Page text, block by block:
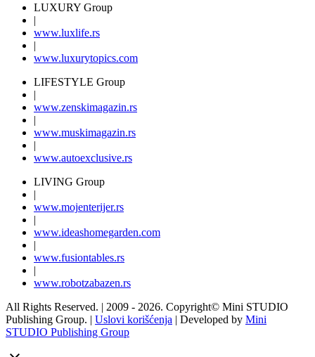
LUXURY Group
|
www.luxlife.rs
|
www.luxurytopics.com
LIFESTYLE Group
|
www.zenskimagazin.rs
|
www.muskimagazin.rs
|
www.autoexclusive.rs
LIVING Group
|
www.mojenterijer.rs
|
www.ideashomegarden.com
|
www.fusiontables.rs
|
www.robotzabazen.rs
All Rights Reserved. | 2009 - 2026. Copyright© Mini STUDIO
Publishing Group. | Uslovi korišćenja | Developed by Mini
STUDIO Publishing Group